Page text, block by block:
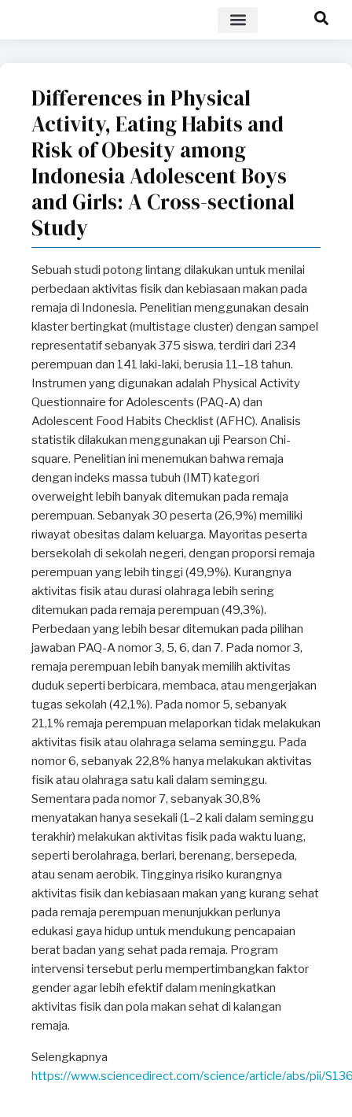
Differences in Physical
Activity, Eating Habits and
Risk of Obesity among
Indonesia Adolescent Boys
and Girls: A Cross-sectional
Study
Sebuah studi potong lintang dilakukan untuk menilai
perbedaan aktivitas fisik dan kebiasaan makan pada
remaja di Indonesia. Penelitian menggunakan desain
klaster bertingkat (multistage cluster) dengan sampel
representatif sebanyak 375 siswa, terdiri dari 234
perempuan dan 141 laki-laki, berusia 11–18 tahun.
Instrumen yang digunakan adalah Physical Activity
Questionnaire for Adolescents (PAQ-A) dan
Adolescent Food Habits Checklist (AFHC). Analisis
statistik dilakukan menggunakan uji Pearson Chi-
square. Penelitian ini menemukan bahwa remaja
dengan indeks massa tubuh (IMT) kategori
overweight lebih banyak ditemukan pada remaja
perempuan. Sebanyak 30 peserta (26,9%) memiliki
riwayat obesitas dalam keluarga. Mayoritas peserta
bersekolah di sekolah negeri, dengan proporsi remaja
perempuan yang lebih tinggi (49,9%). Kurangnya
aktivitas fisik atau durasi olahraga lebih sering
ditemukan pada remaja perempuan (49,3%).
Perbedaan yang lebih besar ditemukan pada pilihan
jawaban PAQ-A nomor 3, 5, 6, dan 7. Pada nomor 3,
remaja perempuan lebih banyak memilih aktivitas
duduk seperti berbicara, membaca, atau mengerjakan
tugas sekolah (42,1%). Pada nomor 5, sebanyak
21,1% remaja perempuan melaporkan tidak melakukan
aktivitas fisik atau olahraga selama seminggu. Pada
nomor 6, sebanyak 22,8% hanya melakukan aktivitas
fisik atau olahraga satu kali dalam seminggu.
Sementara pada nomor 7, sebanyak 30,8%
menyatakan hanya sesekali (1–2 kali dalam seminggu
terakhir) melakukan aktivitas fisik pada waktu luang,
seperti berolahraga, berlari, berenang, bersepeda,
atau senam aerobik. Tingginya risiko kurangnya
aktivitas fisik dan kebiasaan makan yang kurang sehat
pada remaja perempuan menunjukkan perlunya
edukasi gaya hidup untuk mendukung pencapaian
berat badan yang sehat pada remaja. Program
intervensi tersebut perlu mempertimbangkan faktor
gender agar lebih efektif dalam meningkatkan
aktivitas fisik dan pola makan sehat di kalangan
remaja.
Selengkapnya
https://www.sciencedirect.com/science/article/abs/pii/